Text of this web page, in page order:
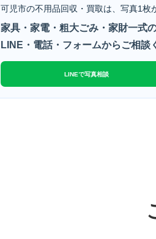
可児市の不用品回収・買取は、写真1枚
家具・家電・粗大ごみ・家財一式
LINE・電話・フォームからご相談
LINEで写真相談